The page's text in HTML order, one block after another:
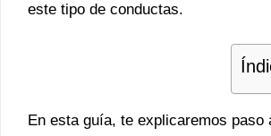
este tipo de conductas.
En esta guía, te explicaremos paso